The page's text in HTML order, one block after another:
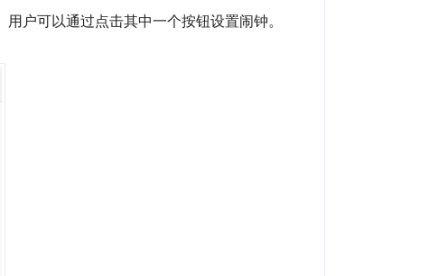
户可以通过点击其中一个按钮设置闹钟。